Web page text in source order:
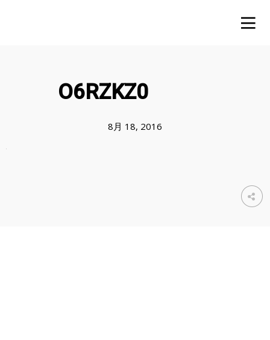
O6RZKZ0
8月 18, 2016